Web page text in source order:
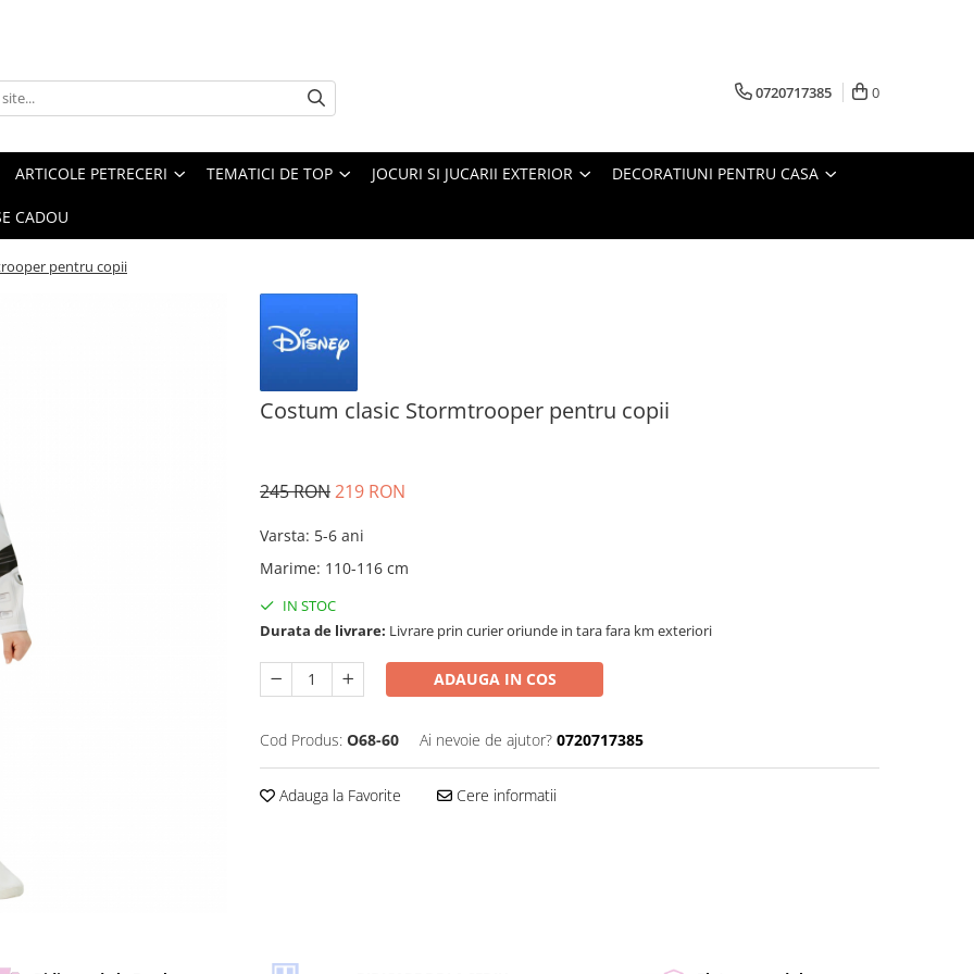
0720717385 0
ARTICOLE PETRECERI TEMATICI DE TOP JOCURI SI JUCARII EXTERIOR DECORATIUNI PENTRU CASA
CADOU
pentru copii
Costum clasic Stormtrooper pentru copii
245 RON219 RON
Varsta: 5-6 ani
Marime: 110-116 cm
IN STOC
Durata de livrare: Livrare prin curier oriunde in tara fara km exteriori
ADAUGA IN COS
Cod Produs: O68-60 Ai nevoie de ajutor? 0720717385
Adauga la Favorite Cere informatii